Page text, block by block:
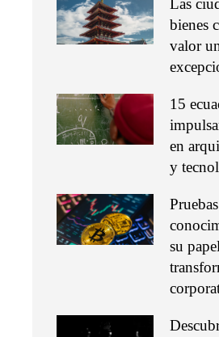
Las
bienes
valor
15
en
y
su